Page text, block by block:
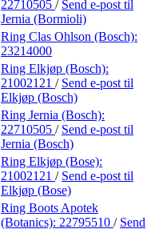
22710505 / Send e-post til
Jernia (Bormioli)
Ring Clas Ohlson (Bosch):
23214000
Ring Elkjøp (Bosch):
21002121 / Send e-post til
Elkjøp (Bosch)
Ring Jernia (Bosch):
22710505 / Send e-post til
Jernia (Bosch)
Ring Elkjøp (Bose):
21002121 / Send e-post til
Elkjøp (Bose)
Ring Boots Apotek
(Botanics): 22795510 / Send